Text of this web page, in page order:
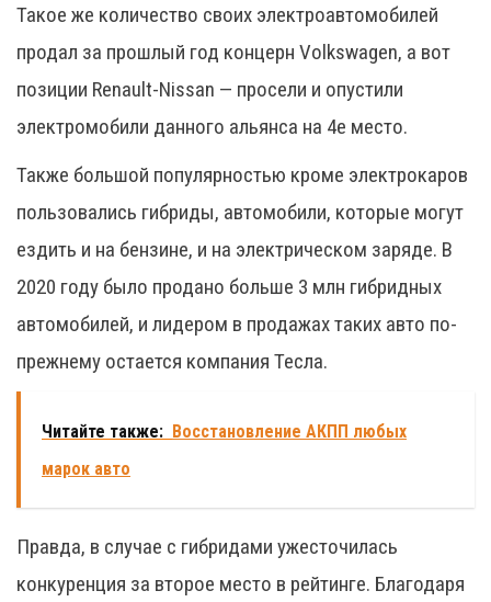
Такое же количество своих электроавтомобилей
продал за прошлый год концерн Volkswagen, а вот
позиции Renault-Nissan — просели и опустили
электромобили данного альянса на 4е место.
Также большой популярностью кроме электрокаров
пользовались гибриды, автомобили, которые могут
ездить и на бензине, и на электрическом заряде. В
2020 году было продано больше 3 млн гибридных
автомобилей, и лидером в продажах таких авто по-
прежнему остается компания Тесла.
Читайте также: Восстановление АКПП любых
марок авто
Правда, в случае с гибридами ужесточилась
конкуренция за второе место в рейтинге. Благодаря